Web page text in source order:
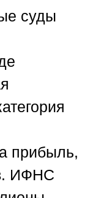
суды
прибыль,
ИФНС